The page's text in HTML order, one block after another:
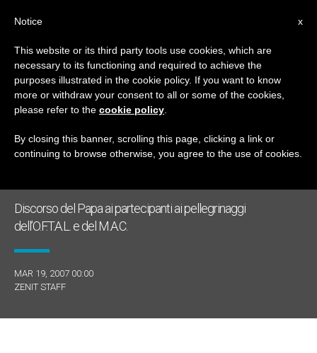
GIORNO
Marzo 19th, 2007
ULTIME NOTIZIE
Discorso del Papa ai partecipanti ai pellegrinaggi
dell’O.F.T.A.L. e del M.A.C.
MAR 19, 2007 00:00
ZENIT STAFF
x
Notice
This website or its third party tools use cookies, which are
necessary to its functioning and required to achieve the
purposes illustrated in the cookie policy. If you want to know
more or withdraw your consent to all or some of the cookies,
please refer to the cookie policy
By closing this banner, scrolling this page, clicking a link or
continuing to browse otherwise, you agree to the use of cookies.